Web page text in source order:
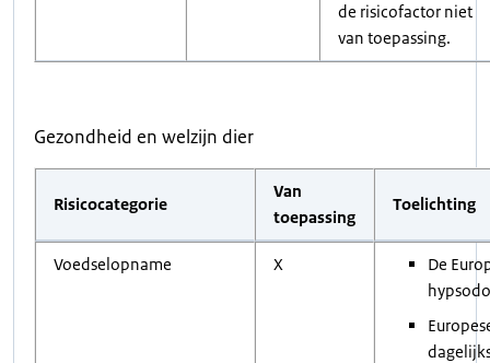
de risicofactor niet
van toepassing.
Gezondheid en welzijn dier
Risicocategorie
Van
toepassing
Toelichting
Voedselopname X
De